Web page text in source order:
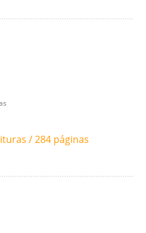
/ 284 páginas